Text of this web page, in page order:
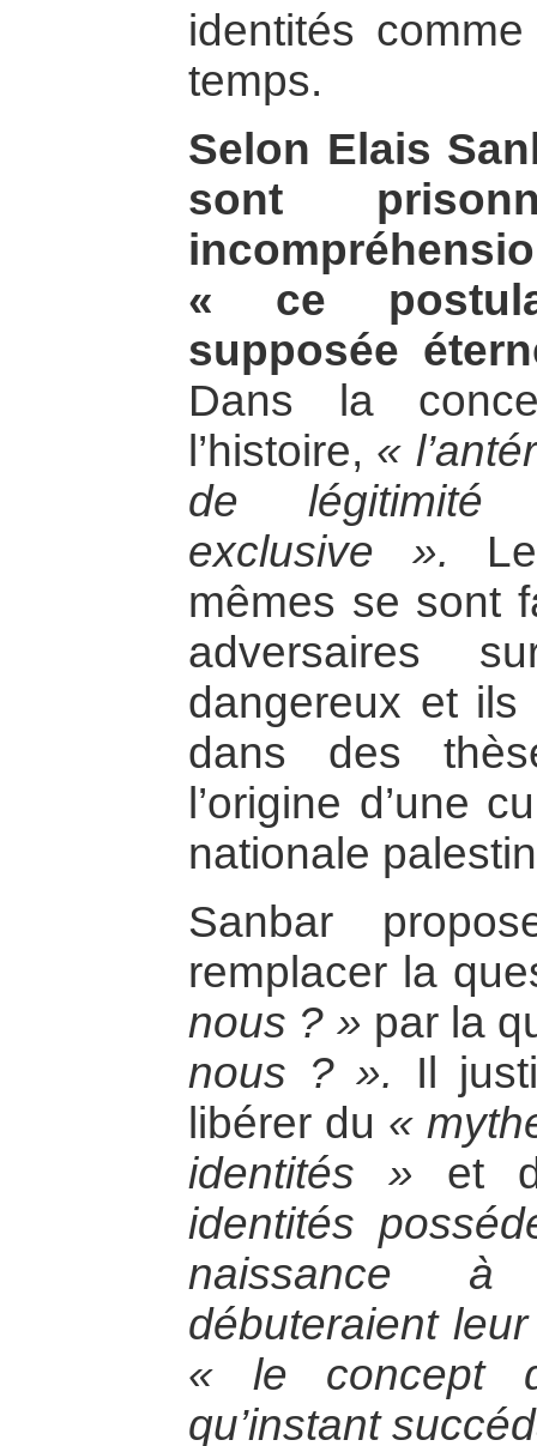
identités
temps.
Selon Elais
sont
« ce
supposée
Dans la
l’histoire, «
de
exclusive ».
mêmes se sont
adversaires
dangereux et
dans des
l’origine d’une
nationale
Sanbar
remplacer la
nous ? » par la
nous ? ». Il
libérer du «
identités » et
identités
naissance à
débuteraient
« le concept
qu’instant